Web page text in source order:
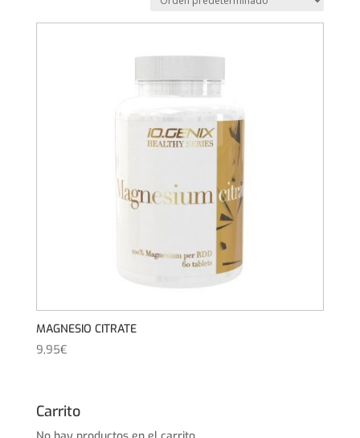
MAGNESIO CITRATE
9,95€
Carrito